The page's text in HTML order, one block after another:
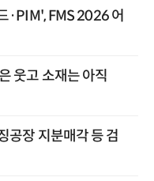
·PIM', FMS 2026 어
웃고 소재는 아직
공장 지분매각 등 검